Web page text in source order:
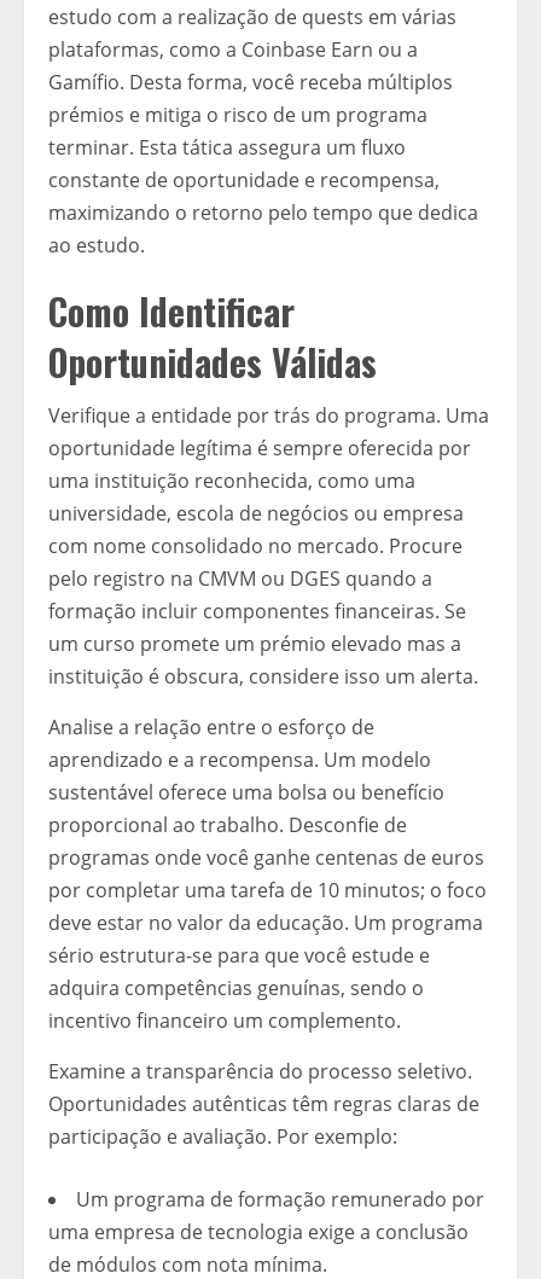
estudo com a realização de quests em várias
plataformas, como a Coinbase Earn ou a
Gamífio. Desta forma, você receba múltiplos
prémios e mitiga o risco de um programa
terminar. Esta tática assegura um fluxo
constante de oportunidade e recompensa,
maximizando o retorno pelo tempo que dedica
ao estudo.
Como Identificar
Oportunidades Válidas
Verifique a entidade por trás do programa. Uma
oportunidade legítima é sempre oferecida por
uma instituição reconhecida, como uma
universidade, escola de negócios ou empresa
com nome consolidado no mercado. Procure
pelo registro na CMVM ou DGES quando a
formação incluir componentes financeiras. Se
um curso promete um prémio elevado mas a
instituição é obscura, considere isso um alerta.
Analise a relação entre o esforço de
aprendizado e a recompensa. Um modelo
sustentável oferece uma bolsa ou benefício
proporcional ao trabalho. Desconfie de
programas onde você ganhe centenas de euros
por completar uma tarefa de 10 minutos; o foco
deve estar no valor da educação. Um programa
sério estrutura-se para que você estude e
adquira competências genuínas, sendo o
incentivo financeiro um complemento.
Examine a transparência do processo seletivo.
Oportunidades autênticas têm regras claras de
participação e avaliação. Por exemplo:
Um programa de formação remunerado por
uma empresa de tecnologia exige a conclusão
de módulos com nota mínima.